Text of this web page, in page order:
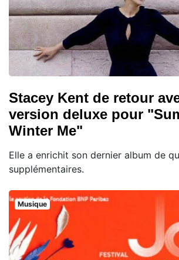
Stacey Kent de retour
version deluxe pour
Winter Me"
Elle a enrichit son dernier album de
supplémentaires.
Musique